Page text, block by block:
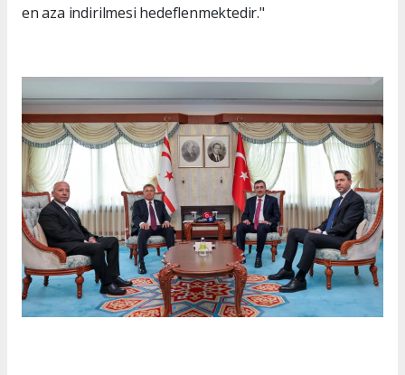
en aza indirilmesi hedeflenmektedir."